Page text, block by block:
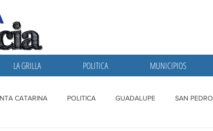
LA GRILLA POLITICA MUNICIPIOS
CATARINA POLITICA GUADALUPE SAN PEDRO